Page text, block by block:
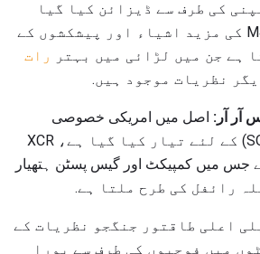
کی طرف سے ڈیزائن کیا گیا
ہے، REC7 بہت سے M4 کی مزید اشیاء اور پیشکشوں کے
ہے جن میں لڑائی میں بہتر
رات
نظریات موجود ہیں.
آر آر: اصل میں امریکی خصوصی
آپریشنز کمانڈر (SOCOM) کے لئے تیار کیا گیا ہے، XCR
ہے جس میں کمپیکٹ اور گیس پسٹن ہتھیار
اعلی طاقتور جنگجو نظریات کے
میں فوجیوں کی طرف سے پورا